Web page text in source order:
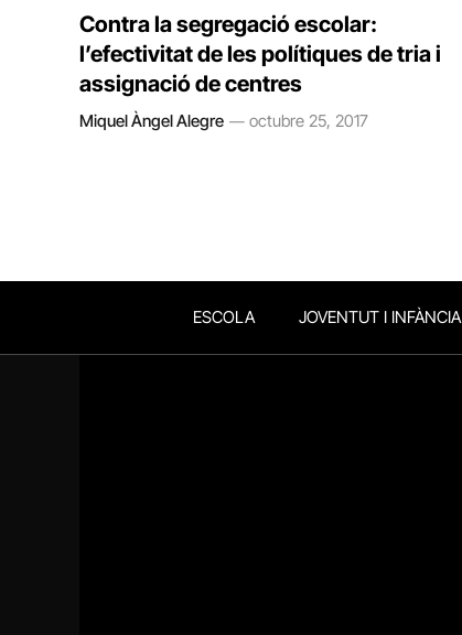
Contra la segregació escolar:
l’efectivitat de les polítiques de tria i
assignació de centres
Miquel Àngel Alegre octubre 25, 2017
ESCOLA JOVENTUT I INFÀNCIA